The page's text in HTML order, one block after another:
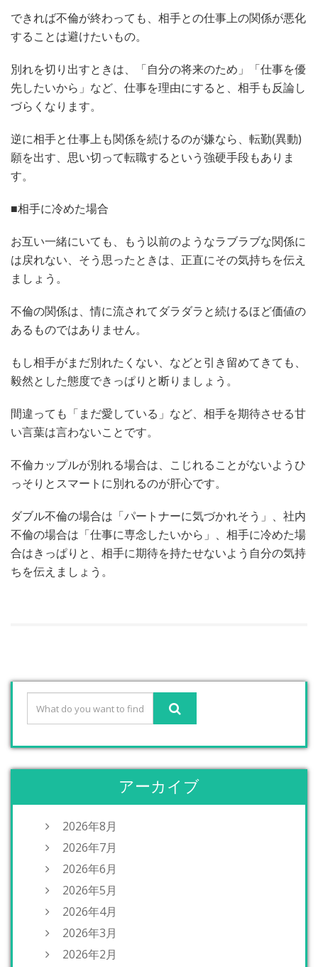
できれば不倫が終わっても、相手との仕事上の関係が悪化
することは避けたいもの。
別れを切り出すときは、「自分の将来のため」「仕事を優
先したいから」など、仕事を理由にすると、相手も反論し
づらくなります。
逆に相手と仕事上も関係を続けるのが嫌なら、転勤(異動)
願を出す、思い切って転職するという強硬手段もありま
す。
■相手に冷めた場合
お互い一緒にいても、もう以前のようなラブラブな関係に
は戻れない、そう思ったときは、正直にその気持ちを伝え
ましょう。
不倫の関係は、情に流されてダラダラと続けるほど価値の
あるものではありません。
もし相手がまだ別れたくない、などと引き留めてきても、
毅然とした態度できっぱりと断りましょう。
間違っても「まだ愛している」など、相手を期待させる甘
い言葉は言わないことです。
不倫カップルが別れる場合は、こじれることがないようひ
っそりとスマートに別れるのが肝心です。
ダブル不倫の場合は「パートナーに気づかれそう」、社内
不倫の場合は「仕事に専念したいから」、相手に冷めた場
合はきっぱりと、相手に期待を持たせないよう自分の気持
ちを伝えましょう。
アーカイブ
2026年8月
2026年7月
2026年6月
2026年5月
2026年4月
2026年3月
2026年2月